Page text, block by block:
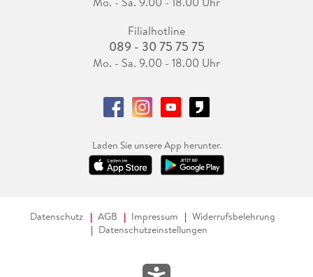
Filialhotline
089 - 30 75 75 75
Mo. - Sa. 9.00 - 18.00 Uhr
Laden Sie unsere App herunter.
Datenschutz AGB Impressum
Widerrufsbelehrung
Datenschutzeinstellungen